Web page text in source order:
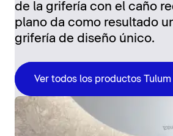
de la grifería con el caño
plano da como resultado
grifería de diseño único.
Ver todos los productos Tulum